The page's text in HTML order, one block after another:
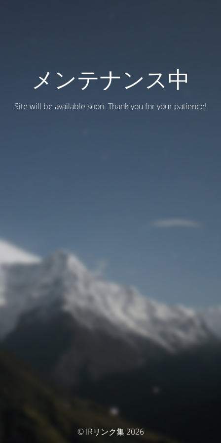
メンテナンス中
Site will be available soon. Thank you for your patience!
© IRリンク集 2026